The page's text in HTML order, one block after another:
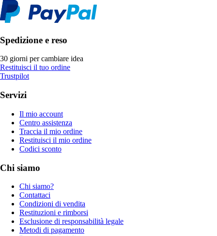
Spedizione e reso
30 giorni per cambiare idea
Restituisci il tuo ordine
Trustpilot
Servizi
Il mio account
Centro assistenza
Traccia il mio ordine
Restituisci il mio ordine
Codici sconto
Chi siamo
Chi siamo?
Contattaci
Condizioni di vendita
Restituzioni e rimborsi
Esclusione di responsabilità legale
Metodi di pagamento